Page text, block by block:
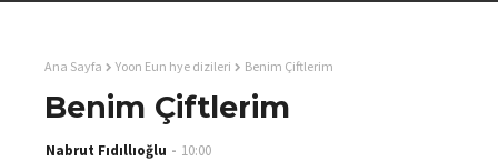
Ana Sayfa Yoon Eun hye dizileri Benim Çiftlerim
Benim Çiftlerim
Nabrut Fıdıllıoğlu 10:00